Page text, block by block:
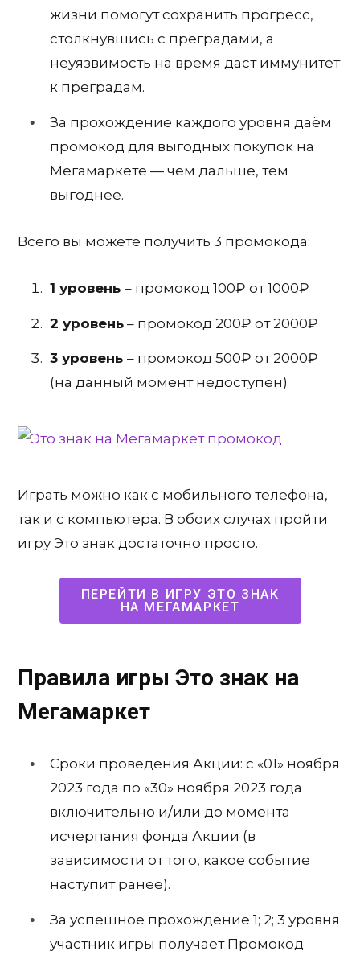
жизни помогут сохранить прогресс,
столкнувшись с преградами, а
неуязвимость на время даст иммунитет
к преградам.
За прохождение каждого уровня даём
промокод для выгодных покупок на
Мегамаркете — чем дальше, тем
выгоднее.
Всего вы можете получить 3 промокода:
1 уровень – промокод 100₽ от 1000₽
2 уровень – промокод 200₽ от 2000₽
3 уровень – промокод 500₽ от 2000₽
(на данный момент недоступен)
Играть можно как с мобильного телефона,
так и с компьютера. В обоих случах пройти
игру Это знак достаточно просто.
ПЕРЕЙТИ В ИГРУ ЭТО ЗНАК
НА МЕГАМАРКЕТ
Правила игры Это знак на
Мегамаркет
Сроки проведения Акции: с «01» ноября
2023 года по «30» ноября 2023 года
включительно и/или до момента
исчерпания фонда Акции (в
зависимости от того, какое событие
наступит ранее).
За успешное прохождение 1; 2; 3 уровня
участник игры получает Промокод